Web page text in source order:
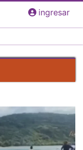
ingresar